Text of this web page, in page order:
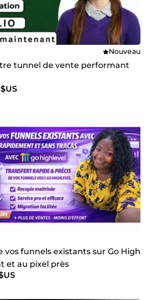
Nouveau
tunnel de vente performant
vos funnels existants sur Go High
et au pixel près